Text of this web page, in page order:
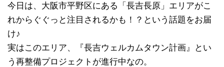
今日は、大阪市平野区にある「長吉長原」エリアがこ
れからぐぐっと注目されるかも！？という話題をお届
け♪
実はこのエリア、『長吉ウェルカムタウン計画』とい
う再整備プロジェクトが進行中なの。